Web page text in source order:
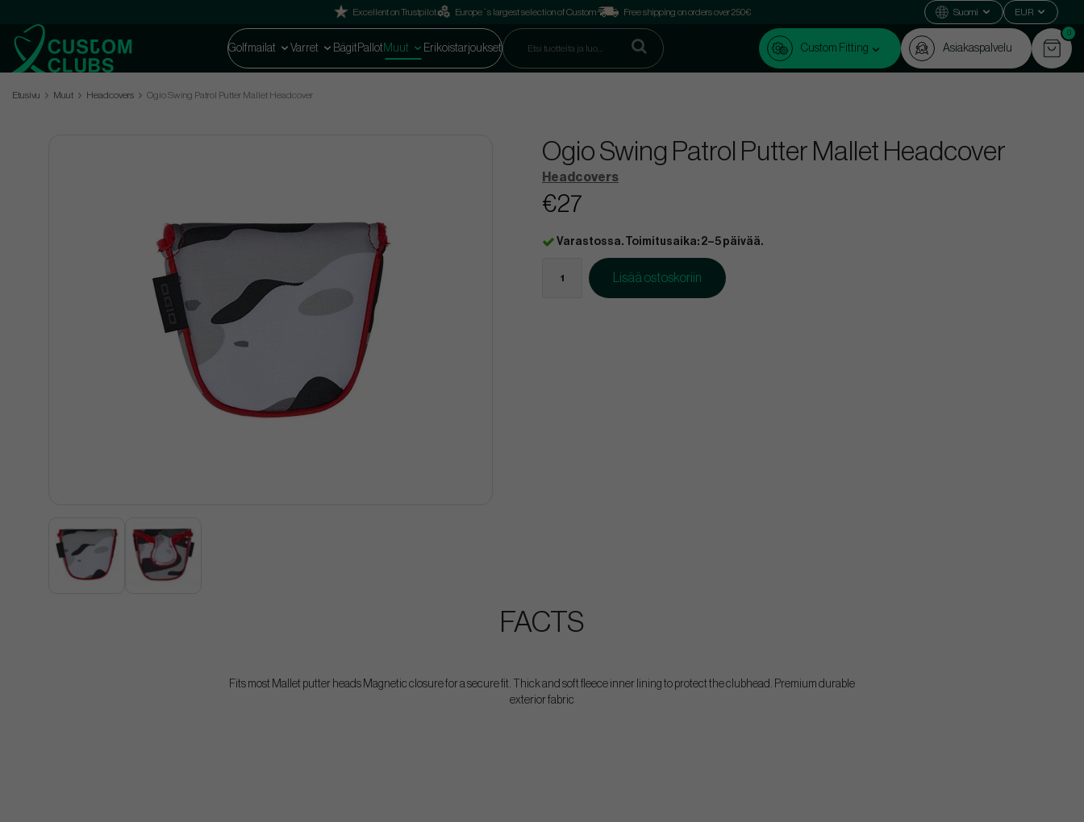
Excellent on Trustpilot Europe´s largest selection of Custom Free shipping on orders over 250€ Suomi EUR
Golfmailat Varret Bägit Pallot Muut Erikoistarjoukset Custom Fitting Asiakaspalvelu
0
Etusivu Muut Headcovers Ogio Swing Patrol Putter Mallet Headcover
Ogio Swing Patrol Putter Mallet Headcover
Headcovers
€27
Varastossa. Toimitusaika: 2–5 päivää.
Lisää ostoskoriin
FACTS
Fits most Mallet putter heads Magnetic closure for a secure fit. Thick and soft fleece inner lining to protect the clubhead. Premium durable
exterior fabric